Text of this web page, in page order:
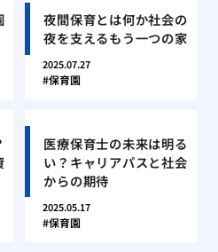
夜間保育とは何か社会の
夜を支えるもう一つの家
2025.07.27
保育園
医療保育士の未来は明る
い？キャリアパスと社会
からの期待
2025.05.17
保育園